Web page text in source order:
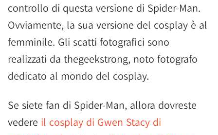
controllo di questa versione di Spider-Man.
Ovviamente, la sua versione del cosplay è al
femminile. Gli scatti fotografici sono
realizzati da thegeekstrong, noto fotografo
dedicato al mondo del cosplay.
Se siete fan di Spider-Man, allora dovreste
vedere il cosplay di Gwen Stacy di